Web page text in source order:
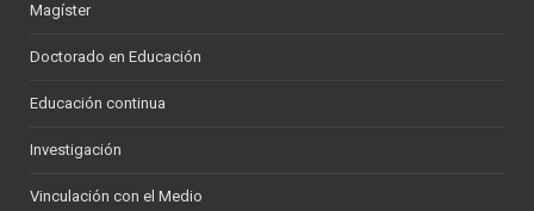
Magíster
Doctorado en Educación
Educación continua
Investigación
Vinculación con el Medio